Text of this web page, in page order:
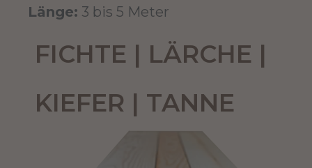
Länge: 3 bis 5 Meter
FICHTE | LÄRCHE |
KIEFER | TANNE